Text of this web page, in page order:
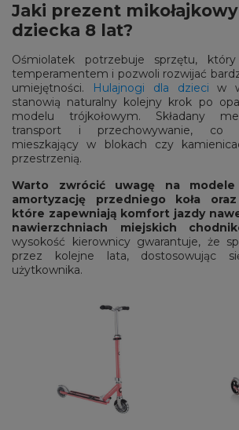
Jaki prezent
dziecka 8 lat?
Ośmiolatek potrzebuje sprzętu,
temperamentem i pozwoli rozwijać
umiejętności.
Hulajnogi dla dzieci w
stanowią naturalny kolejny krok po
modelu trójkołowym. Składany
transport i przechowywanie, co
mieszkający w blokach czy
przestrzenią.
Warto zwrócić uwagę na
amortyzację przedniego koła
które zapewniają komfort jazdy
nawierzchniach miejskich
wysokość kierownicy gwarantuje, że
przez kolejne lata, dostosowując
użytkownika.